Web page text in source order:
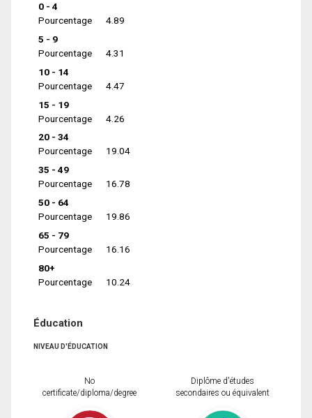
0 - 4
Pourcentage
4.89
5 - 9
Pourcentage
4.31
10 - 14
Pourcentage
4.47
15 - 19
Pourcentage
4.26
20 - 34
Pourcentage
19.04
35 - 49
Pourcentage
16.78
50 - 64
Pourcentage
19.86
65 - 79
Pourcentage
16.16
80+
Pourcentage
10.24
Éducation
NIVEAU D'ÉDUCATION
No
certificate/diploma/degree
Diplôme d'études
secondaires ou équivalent